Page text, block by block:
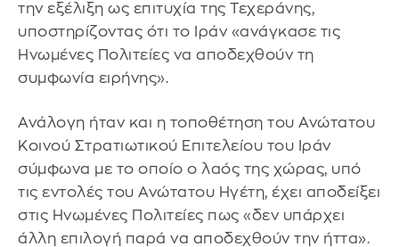
την εξέλιξη ως επιτυχία της Τεχεράνης,
υποστηρίζοντας ότι το Ιράν «ανάγκασε τις
Ηνωμένες Πολιτείες να αποδεχθούν τη
συμφωνία ειρήνης».
Ανάλογη ήταν και η τοποθέτηση του Ανώτατου
Κοινού Στρατιωτικού Επιτελείου του Ιράν
σύμφωνα με το οποίο ο λαός της χώρας, υπό
τις εντολές του Ανώτατου Ηγέτη, έχει αποδείξει
στις Ηνωμένες Πολιτείες πως «δεν υπάρχει
άλλη επιλογή παρά να αποδεχθούν την ήττα».